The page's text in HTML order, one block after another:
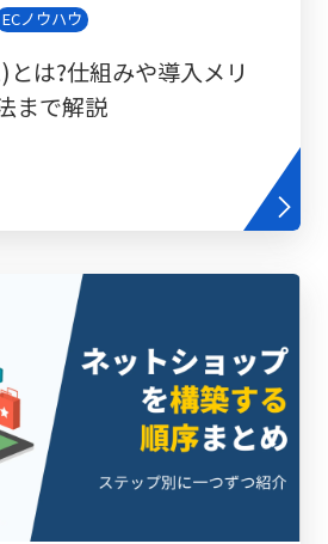
ECノウハウ
とは?仕組みや導入メリ
まで解説